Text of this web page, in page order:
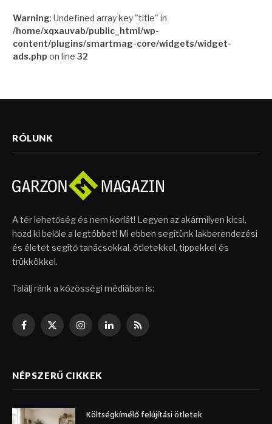
Warning: Undefined array key "title" in
/home/xqxauvab/public_html/wp-
content/plugins/smartmag-core/widgets/widget-
ads.php on line 32
RÓLUNK
A tér lehetőség és nem korlát! Legyen az akármilyen kicsi,
hozd ki belőle a legtöbbet! Mi ebben segítünk lakberendezési
és életet segítő tanácsokkal, ötletekkel, tippekkel és
trükkökkel.
Találj ránk a közösségi médiában is:
Facebook
X
InstagramLinkedInRSS
NÉPSZERŰ CIKKEK
Költségkímélő felújítási ötletek